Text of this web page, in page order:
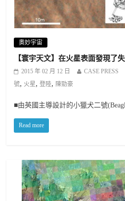
奧妙宇宙
【寰宇天文】在火星表面發現了
2015 年 02 月 12 日 CASE PRESS
號, 火星,登陸, 陳勁豪
■由英國主導設計的小獵犬二號
Read more